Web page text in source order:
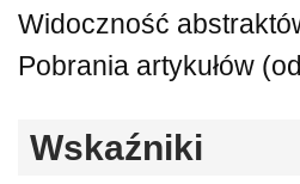
Widoczność
Pobrania artykułów
Wskaźniki